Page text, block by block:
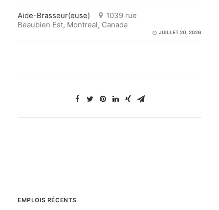
Aide-Brasseur(euse)
1039 rue
Beaubien Est, Montreal, Canada
JUILLET 20, 2026
EMPLOIS RÉCENTS